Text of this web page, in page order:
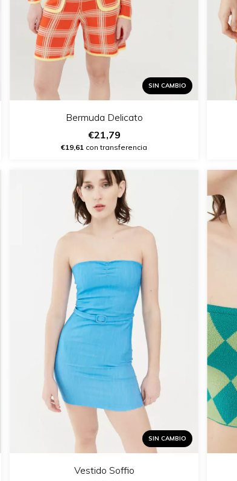
SIN CAMBIO
Bermuda Delicato
€21,79
€19,61 con transferencia
SIN CAMBIO
Vestido Soffio